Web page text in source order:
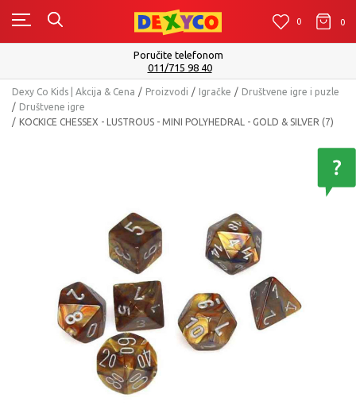
0 0 0
Poručite telefonom
011/715 98 40
Dexy Co Kids | Akcija & Cena Proizvodi Igračke
Društvene igre i puzle
Društvene igre
KOCKICE CHESSEX - LUSTROUS - MINI POLYHEDRAL - GOLD & SILVER (7)